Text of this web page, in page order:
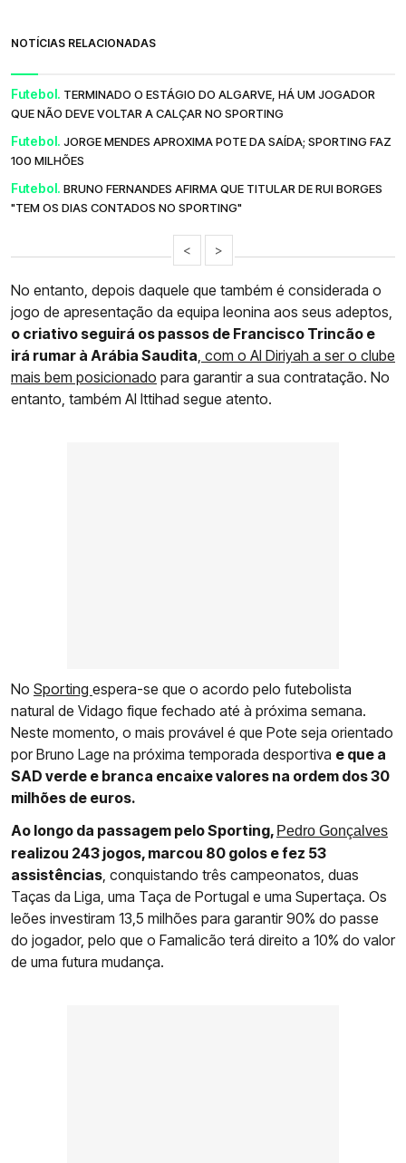
NOTÍCIAS RELACIONADAS
Futebol. TERMINADO O ESTÁGIO DO ALGARVE, HÁ UM JOGADOR
QUE NÃO DEVE VOLTAR A CALÇAR NO SPORTING
Futebol. JORGE MENDES APROXIMA POTE DA SAÍDA; SPORTING FAZ
100 MILHÕES
Futebol. BRUNO FERNANDES AFIRMA QUE TITULAR DE RUI BORGES
"TEM OS DIAS CONTADOS NO SPORTING"
< >
No entanto, depois daquele que também é considerada o
jogo de apresentação da equipa leonina aos seus adeptos,
o criativo seguirá os passos de Francisco Trincão e
irá rumar à Arábia Saudita com o Al Diriyah a ser o clube
mais bem posicionado para garantir a sua contratação. No
entanto, também Al Ittihad segue atento.
No Sporting espera-se que o acordo pelo futebolista
natural de Vidago fique fechado até à próxima semana.
Neste momento, o mais provável é que Pote seja orientado
por Bruno Lage na próxima temporada desportiva e que a
SAD verde e branca encaixe valores na ordem dos 30
milhões de euros.
Ao longo da passagem pelo Sporting, Pedro Gonçalves
realizou 243 jogos, marcou 80 golos e fez 53
assistências , conquistando três campeonatos, duas
Taças da Liga, uma Taça de Portugal e uma Supertaça. Os
leões investiram 13,5 milhões para garantir 90% do passe
do jogador, pelo que o Famalicão terá direito a 10% do valor
de uma futura mudança.